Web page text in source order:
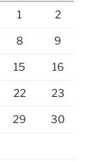
1 2
8 9
15 16
22 23
29 30